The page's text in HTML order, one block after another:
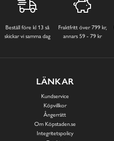
Beställ före kl 13 så
skickar vi samma dag
Fraktfritt över 799 kr,
annars 59 - 79 kr
LÄNKAR
Kundservice
Köpvillkor
Ångerrätt
Om Köpstaden.se
Integritetspolicy